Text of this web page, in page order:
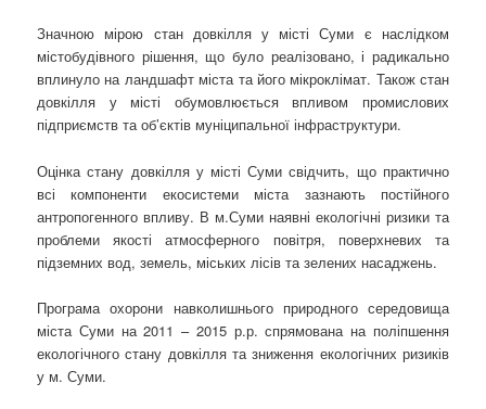
Значною мірою стан довкілля у місті Суми є наслідком
містобудівного рішення, що було реалізовано, і радикально
вплинуло на ландшафт міста та його мікроклімат. Також стан
довкілля у місті обумовлюється впливом промислових
підприємств та об’єктів муніципальної інфраструктури.
Оцінка стану довкілля у місті Суми свідчить, що практично
всі компоненти екосистеми міста зазнають постійного
антропогенного впливу. В м.Суми наявні екологічні ризики та
проблеми якості атмосферного повітря, поверхневих та
підземних вод, земель, міських лісів та зелених насаджень.
Програма охорони навколишнього природного середовища
міста Суми на 2011 – 2015 р.р. спрямована на поліпшення
екологічного стану довкілля та зниження екологічних ризиків
у м. Суми.